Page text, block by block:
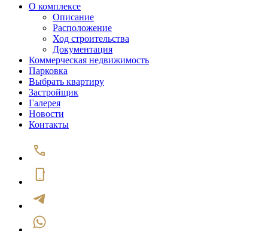
О комплексе
Описание
Расположение
Ход строительства
Документация
Коммерческая недвижимость
Парковка
Выбрать квартиру
Застройщик
Галерея
Новости
Контакты